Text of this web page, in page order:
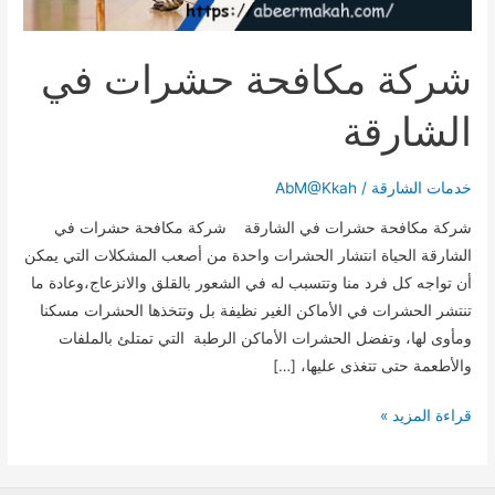
شركة مكافحة حشرات في
الشارقة
خدمات الشارقة /
AbM@Kkah
شركة مكافحة حشرات في الشارقة شركة مكافحة حشرات في
الشارقة الحياة انتشار الحشرات واحدة من أصعب المشكلات التي يمكن
أن تواجه كل فرد منا وتتسبب له في الشعور بالقلق والانزعاج،وعادة ما
تنتشر الحشرات في الأماكن الغير نظيفة بل وتتخذها الحشرات مسكنا
ومأوى لها، وتفضل الحشرات الأماكن الرطبة التي تمتلئ بالملفات
والأطعمة حتى تتغذى عليها، […]
شركة
قراءة المزيد »